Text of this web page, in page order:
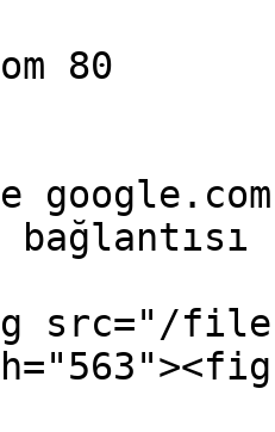
80
src="/files/